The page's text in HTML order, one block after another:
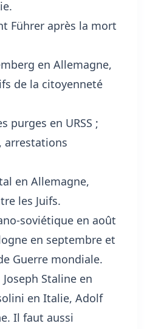
Führer après la mort
en Allemagne,
de la citoyenneté
purges en URSS ;
arrestations
en Allemagne,
les Juifs.
soviétique en août
en septembre et
Guerre mondiale.
Joseph Staline en
en Italie, Adolf
Il faut aussi